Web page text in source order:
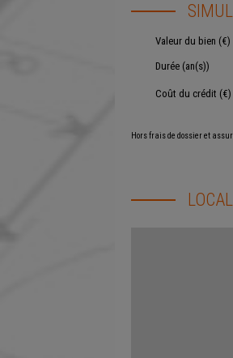
Valeur du bien (€)
Durée (an(s))
Coût du crédit (€)
Hors frais de dossier et